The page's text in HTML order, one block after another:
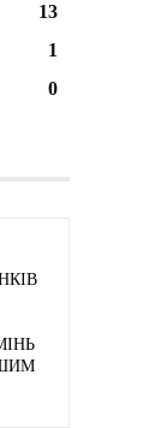
13
1
0